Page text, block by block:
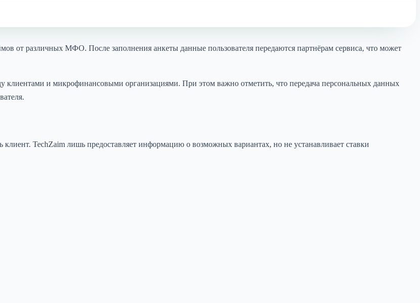
от различных МФО. После заполнения анкеты данные пользователя передаются партнёрам сервиса, что может
клиентами и микрофинансовыми организациями. При этом важно отметить, что передача персональных данных
TechZaim лишь предоставляет информацию о возможных вариантах, но не устанавливает ставки